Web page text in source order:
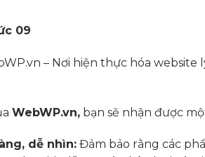
09
– Nơi hiện thực hóa
WebWP.vn, bạn sẽ nhận được
dễ nhìn:Đảm bảo rằng các